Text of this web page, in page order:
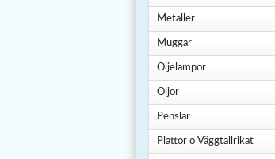
Metaller
Muggar
Oljelampor
Oljor
Penslar
Plattor o Väggtallrikat